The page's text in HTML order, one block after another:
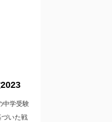
中学受験
いた戦